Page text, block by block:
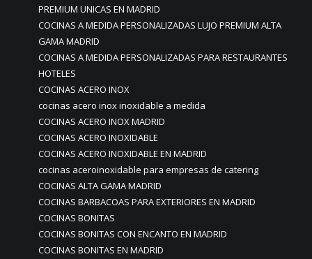
PREMIUM UNICAS EN MADRID
COCINAS A MEDIDA PERSONALIZADAS LUJO PREMIUM ALTA
GAMA MADRID
COCINAS A MEDIDA PERSONALIZADAS PARA RESTAURANTES
HOTELES
COCINAS ACERO INOX
cocinas acero inox inoxidable a medida
COCINAS ACERO INOX MADRID
COCINAS ACERO INOXIDABLE
COCINAS ACERO INOXIDABLE EN MADRID
cocinas aceroinoxidable para empresas de catering
COCINAS ALTA GAMA MADRID
COCINAS BARBACOAS PARA EXTERIORES EN MADRID
COCINAS BONITAS
COCINAS BONITAS CON ENCANTO EN MADRID
COCINAS BONITAS EN MADRID